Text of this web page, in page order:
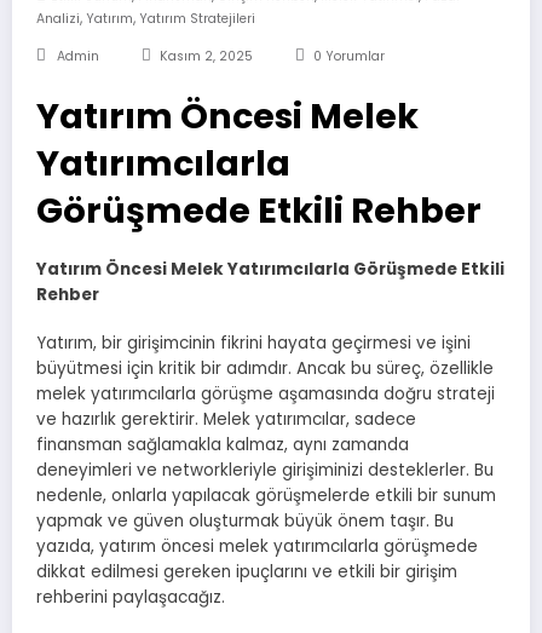
Analizi, Yatırım, Yatırım Stratejileri
Admin Kasım 2, 2025 0 Yorumlar
Yatırım Öncesi Melek
Yatırımcılarla
Görüşmede Etkili Rehber
Yatırım Öncesi Melek Yatırımcılarla Görüşmede Etkili
Rehber
Yatırım, bir girişimcinin fikrini hayata geçirmesi ve işini
büyütmesi için kritik bir adımdır. Ancak bu süreç, özellikle
melek yatırımcılarla görüşme aşamasında doğru strateji
ve hazırlık gerektirir. Melek yatırımcılar, sadece
finansman sağlamakla kalmaz, aynı zamanda
deneyimleri ve networkleriyle girişiminizi desteklerler. Bu
nedenle, onlarla yapılacak görüşmelerde etkili bir sunum
yapmak ve güven oluşturmak büyük önem taşır. Bu
yazıda, yatırım öncesi melek yatırımcılarla görüşmede
dikkat edilmesi gereken ipuçlarını ve etkili bir girişim
rehberini paylaşacağız.